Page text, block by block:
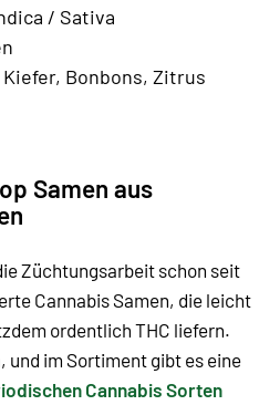
/ Sativa
Bonbons, Zitrus
Samen aus
Züchtungsarbeit schon seit
Cannabis Samen, die leicht
ordentlich THC liefern.
, und im Sortiment gibt es eine
Cannabis Sorten